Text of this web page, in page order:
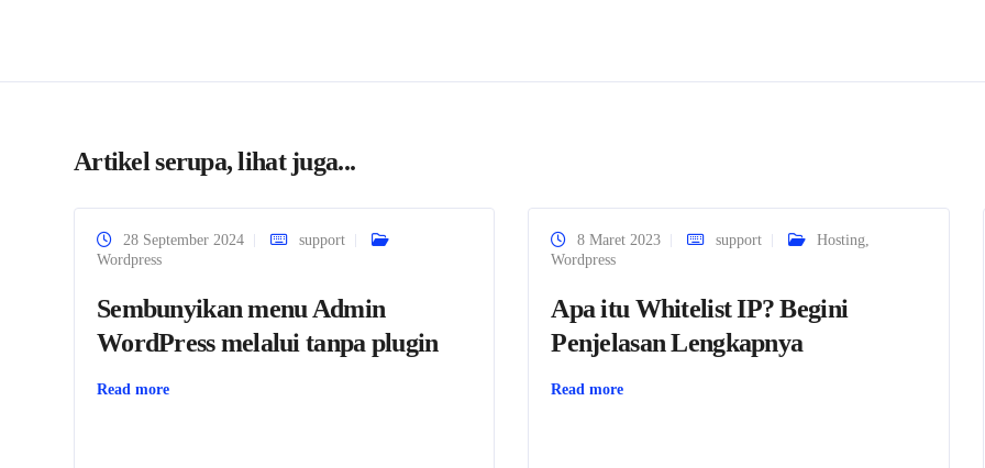
Artikel serupa, lihat juga...
28 September 2024
support
Wordpress
Sembunyikan menu Admin
WordPress melalui tanpa plugin
Read more
8 Maret 2023 support Hosting
Wordpress
Apa itu Whitelist IP? Begini
Penjelasan Lengkapnya
Read more